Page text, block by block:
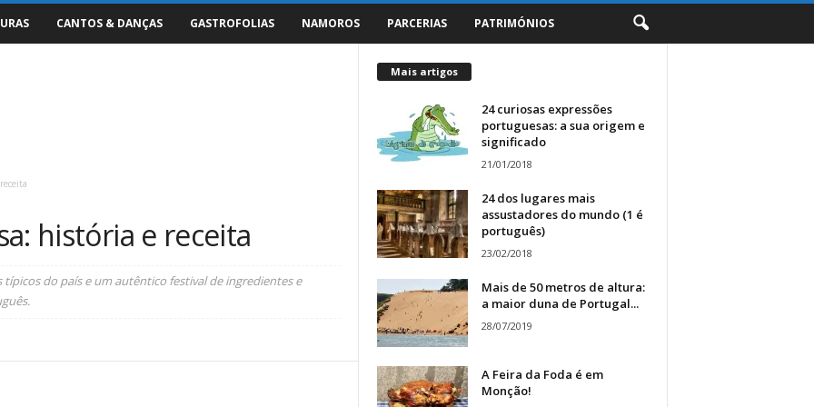
CANTOS & DANÇAS GASTROFOLIAS NAMOROS PARCERIAS PATRIMÓNIOS
história e receita
do país e um autêntico festival de ingredientes e
Mais artigos
24 curiosas expressões
portuguesas: a sua origem e
significado
21/01/2018
24 dos lugares mais
assustadores do mundo (1 é
português)
23/02/2018
Mais de 50 metros de altura:
a maior duna de Portugal...
28/07/2019
A Feira da Foda é em
Monção!